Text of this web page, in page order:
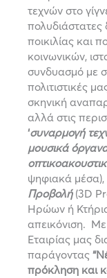
τεχνών στο
πολυδιάστατες
ποικιλίας και
κοινωνικών,
συνδυασμό με
πολιτιστικές
σκηνική
αλλά στις
‘συναρμογή
μουσικά
ψηφιακά
Προβολή(3D
Ηρώων ή
απεικόνιση.
Εταιρίας μας
παράγοντας
πρόκληση και